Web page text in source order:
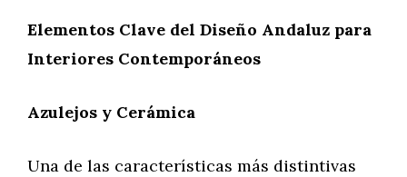
Elementos Clave del Diseño Andaluz para
Interiores Contemporáneos
Azulejos y Cerámica
Una de las características más distintivas